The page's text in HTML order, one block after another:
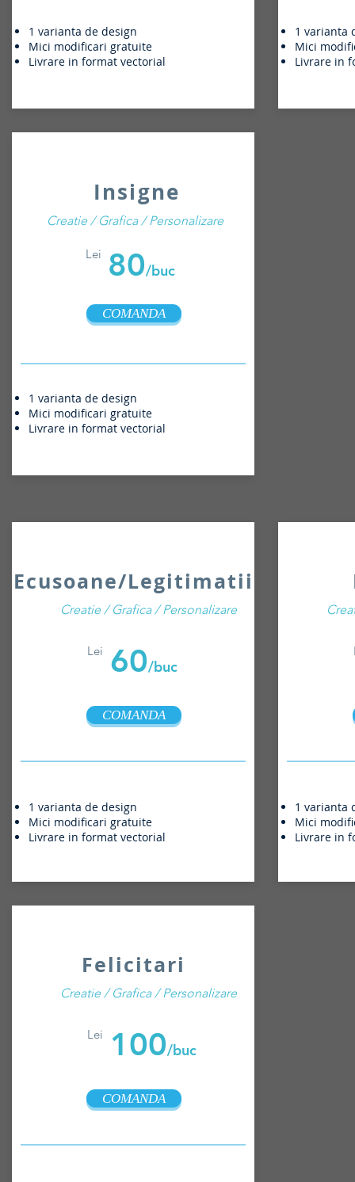
1 varianta de design
Mici modificari gratuite
Livrare in format vectorial
1 varianta
Mici
Livrare in
Insigne
Creatie / Grafica / Personalizare
80/buc
Lei
COMANDA
1 varianta de design
Mici modificari gratuite
Livrare in format vectorial
Ecusoane/Legitimatii
Creatie / Grafica / Personalizare
60/buc
Lei
COMANDA
1 varianta de design
Mici modificari gratuite
Livrare in format vectorial
1 varianta
Mici
Livrare in
Felicitari
Creatie / Grafica / Personalizare
100/buc
Lei
COMANDA